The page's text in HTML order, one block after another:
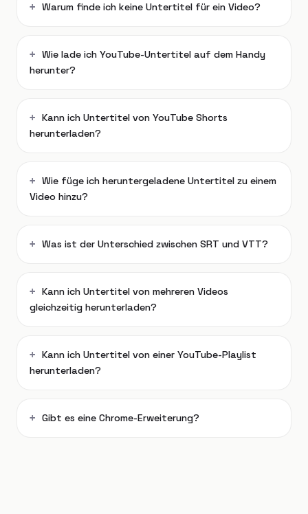
Warum finde ich keine Untertitel für ein Video?
Wie lade ich YouTube-Untertitel auf dem Handy
herunter?
Kann ich Untertitel von YouTube Shorts
herunterladen?
Wie füge ich heruntergeladene Untertitel zu einem
Video hinzu?
Was ist der Unterschied zwischen SRT und VTT?
Kann ich Untertitel von mehreren Videos
gleichzeitig herunterladen?
Kann ich Untertitel von einer YouTube-Playlist
herunterladen?
Gibt es eine Chrome-Erweiterung?